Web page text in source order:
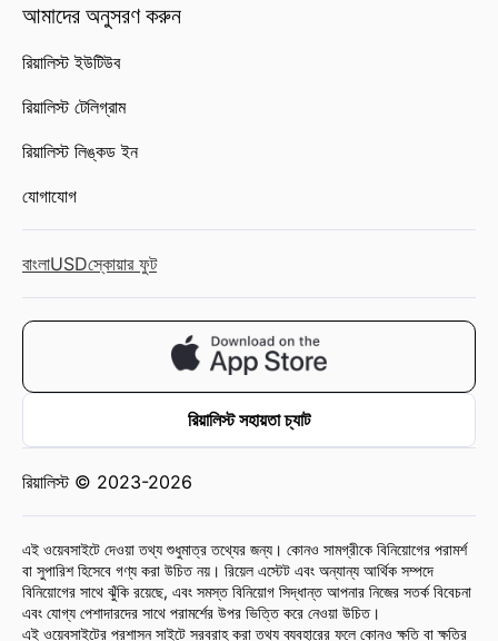
আমাদের অনুসরণ করুন
রিয়ালিস্ট ইউটিউব
রিয়ালিস্ট টেলিগ্রাম
রিয়ালিস্ট লিঙ্কড ইন
যোগাযোগ
বাংলাUSDস্কোয়ার ফুট
রিয়ালিস্ট সহায়তা চ্যাট
রিয়ালিস্ট © 2023-2026
এই ওয়েবসাইটে দেওয়া তথ্য শুধুমাত্র তথ্যের জন্য। কোনও সামগ্রীকে বিনিয়োগের পরামর্শ
বা সুপারিশ হিসেবে গণ্য করা উচিত নয়। রিয়েল এস্টেট এবং অন্যান্য আর্থিক সম্পদে
বিনিয়োগের সাথে ঝুঁকি রয়েছে, এবং সমস্ত বিনিয়োগ সিদ্ধান্ত আপনার নিজের সতর্ক বিবেচনা
এবং যোগ্য পেশাদারদের সাথে পরামর্শের উপর ভিত্তি করে নেওয়া উচিত।
এই ওয়েবসাইটের প্রশাসন সাইটে সরবরাহ করা তথ্য ব্যবহারের ফলে কোনও ক্ষতি বা ক্ষতির